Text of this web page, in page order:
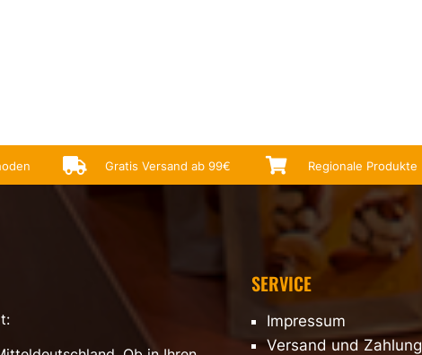
 Gratis Versand ab 99€  Regionale Produkte
SERVICE
Impressum
Versand und Zahlung